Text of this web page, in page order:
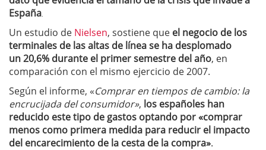
España
Un estudio de Nielsen, sostiene que el negocio de los
terminales de las altas de línea se ha desplomado
un 20,6% durante el primer semestre del año, en
comparación con el mismo ejercicio de 2007.
Según el informe, «Comprar en tiempos de cambio: la
encrucijada del consumidor», los españoles han
reducido este tipo de gastos optando por «comprar
menos como primera medida para reducir el impacto
del encarecimiento de la cesta de la compra».